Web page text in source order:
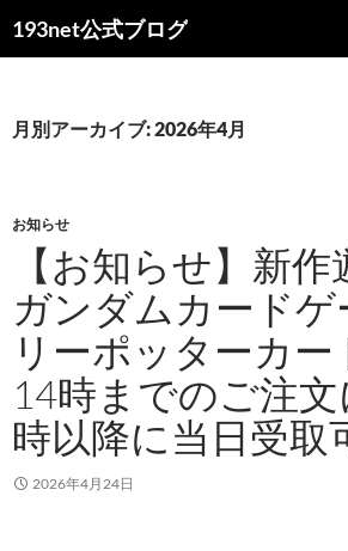
ン
ツ
キ
193net公式ブログ
索
月別アーカイブ: 2026年4月
お知らせ
【お知らせ】新作
ガンダムカードゲ
リーポッターカー
14時までのご注
時以降に当日受取
2026年4月24日